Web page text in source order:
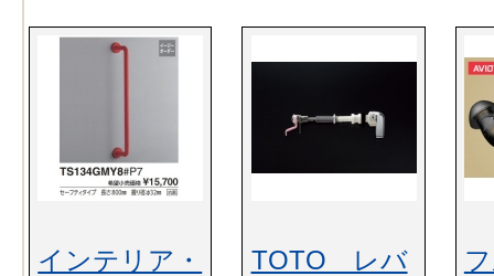
インテリア・
TOTO レバ